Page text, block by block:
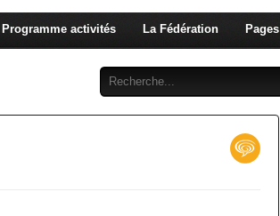
Programme activités La Fédération Pages